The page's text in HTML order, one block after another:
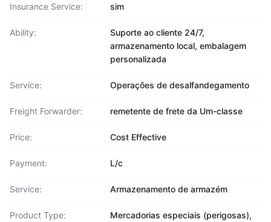
Insurance Service: sim
Ability:
Suporte ao cliente 24/7,
armazenamento local, embalagem
personalizada
Service: Operações de desalfandegamento
Freight Forwarder: remetente de frete da Um-classe
Price: Cost Effective
Payment: L/c
Service: Armazenamento de armazém
Product Type:
Mercadorias especiais (perigosas),